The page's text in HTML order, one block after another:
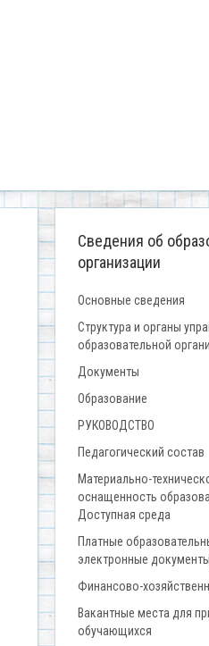
Сведения об
организации
Основные сведения
Структура и органы
образовательной
Документы
Образование
РУКОВОДСТВО
Педагогический состав
Материально-
оснащенность
Доступная среда
Платные
электронные
Финансово-
Вакантные места для
обучающихся